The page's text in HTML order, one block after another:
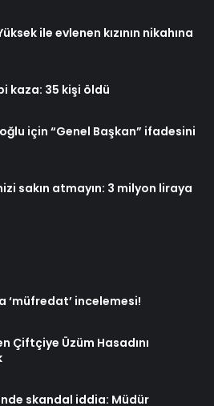
ile evlenen kızının nikahına
kaza: 35 kişi öldü
için “Genel Başkan” ifadesini
sakın atmayın: 3 milyon liraya
‘müfredat’ incelemesi!
Çiftçiye Üzüm Hasadını
skandal iddia: Müdür